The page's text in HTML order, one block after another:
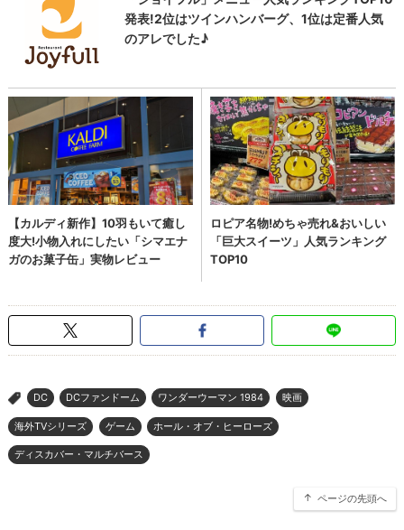
> DC DCファンドーム ワンダーウーマン 1984 映画
海外TVシリーズ ゲーム ホール・オブ・ヒーローズ
ディスカバー・マルチバース
ページの先頭へ